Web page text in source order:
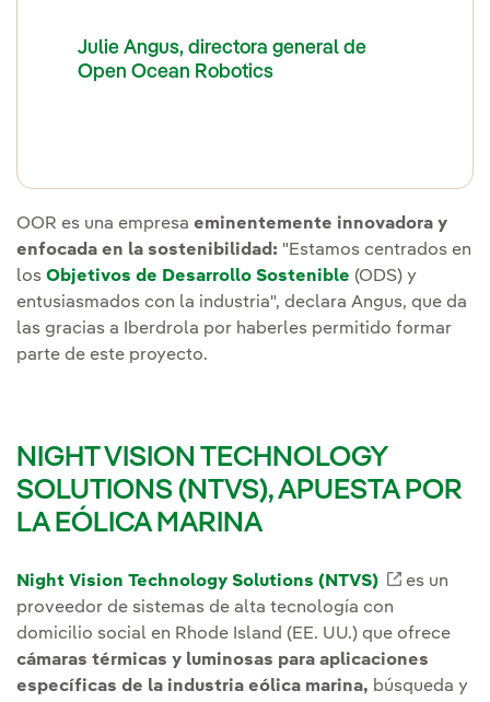
Julie Angus, directora general de
Open Ocean Robotics
OOR es una empresa eminentemente innovadora y
enfocada en la sostenibilidad: "Estamos centrados en
los Objetivos de Desarrollo Sostenible (ODS) y
entusiasmados con la industria", declara Angus, que da
las gracias a Iberdrola por haberles permitido formar
parte de este proyecto.
NIGHT VISION TECHNOLOGY
SOLUTIONS (NTVS), APUESTA POR
LA EÓLICA MARINA
Night Vision Technology Solutions (NTVS) Enlace
es un
proveedor de sistemas de alta tecnología con
domicilio social en Rhode Island (EE. UU.) que ofrece
cámaras térmicas y luminosas para aplicaciones
específicas de la industria eólica marina, búsqueda y